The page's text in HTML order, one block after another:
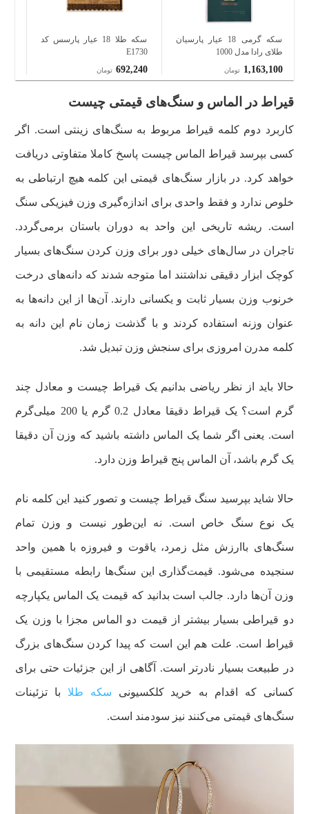
سکه گرمی 18 عیار پارسیان
طلای رادا مدل 1000
1,163,100 تومان
سکه طلا 18 عیار پارسس کد
E1730
692,240 تومان
قیراط در الماس و سنگ‌های قیمتی چیست
کاربرد دوم کلمه قیراط مربوط به سنگ‌های زینتی است. اگر
کسی بپرسد قیراط الماس چیست پاسخ کاملا متفاوتی دریافت
خواهد کرد. در بازار سنگ‌های قیمتی این کلمه هیچ ارتباطی به
خلوص ندارد و فقط واحدی برای اندازه‌گیری وزن فیزیکی سنگ
است. ریشه تاریخی این واحد به دوران باستان برمی‌گردد.
تاجران در سال‌های خیلی دور برای وزن کردن سنگ‌های بسیار
کوچک ابزار دقیقی نداشتند اما متوجه شدند که دانه‌های درخت
خرنوب وزن بسیار ثابت و یکسانی دارند. آن‌ها از این دانه‌ها به
عنوان وزنه استفاده کردند و با گذشت زمان نام این دانه به
کلمه مدرن امروزی برای سنجش وزن تبدیل شد.
حالا باید از نظر ریاضی بدانیم یک قیراط چیست و معادل چند
گرم است؟ یک قیراط دقیقا معادل 0.2 گرم یا 200 میلی‌گرم
است. یعنی اگر شما یک الماس داشته باشید که وزن آن دقیقا
یک گرم باشد، آن الماس پنج قیراط وزن دارد.
حالا شاید بپرسید سنگ قیراط چیست و تصور کنید این کلمه نام
یک نوع سنگ خاص است. نه این‌طور نیست و وزن تمام
سنگ‌های باارزش مثل زمرد، یاقوت و فیروزه با همین واحد
سنجیده می‌شود. قیمت‌گذاری این سنگ‌ها رابطه مستقیمی با
وزن آن‌ها دارد. جالب است بدانید که قیمت یک الماس یکپارچه
دو قیراطی بسیار بیشتر از قیمت دو الماس مجزا با وزن یک
قیراط است. علت هم این است که پیدا کردن سنگ‌های بزرگ
در طبیعت بسیار نادرتر است. آگاهی از این جزئیات حتی برای
کسانی که اقدام به خرید کلکسیونی سکه طلا با تزئینات
سنگ‌های قیمتی می‌کنند نیز سودمند است.